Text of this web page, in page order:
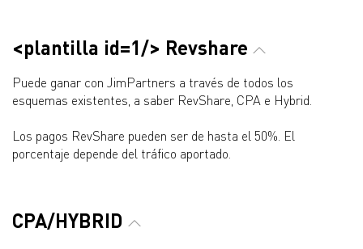
<plantilla id=1/> Revshare
Puede ganar con JimPartners a través de todos los
esquemas existentes, a saber RevShare, CPA e Hybrid.
Los pagos RevShare pueden ser de hasta el 50%. El
porcentaje depende del tráfico aportado.
CPA/HYBRID